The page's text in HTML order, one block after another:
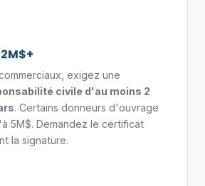
exigez une
civile d'au moins 2
. Certains donneurs d'ouvrage
5M$. Demandez le certificat
la signature.